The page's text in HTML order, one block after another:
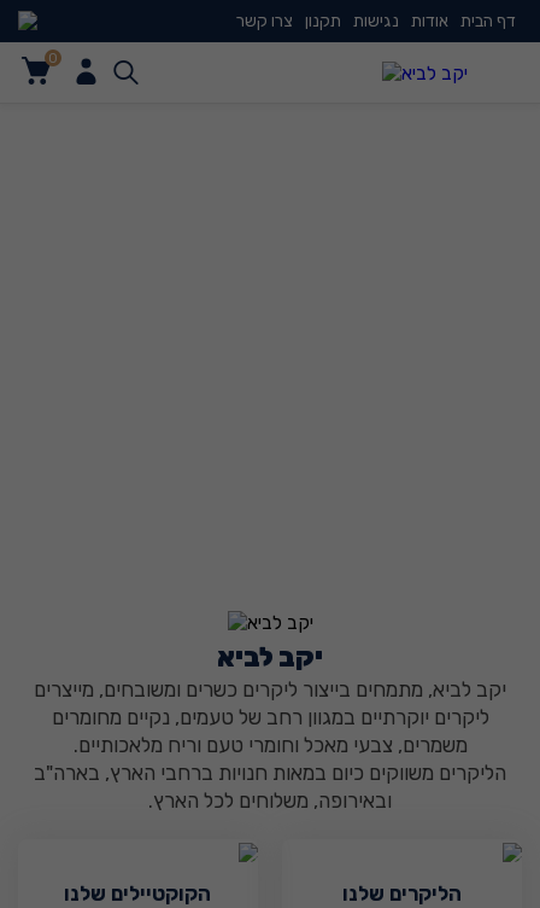
דף הבית אודות נגישות תקנון צרו קשר
0
יקב לביא
יקב לביא, מתמחים בייצור ליקרים כשרים ומשובחים, מייצרים
ליקרים יוקרתיים במגוון רחב של טעמים, נקיים מחומרים
משמרים, צבעי מאכל וחומרי טעם וריח מלאכותיים.
הליקרים משווקים כיום במאות חנויות ברחבי הארץ, בארה"ב
ובאירופה, משלוחים לכל הארץ.
הליקרים שלנו הקוקטיילים שלנו